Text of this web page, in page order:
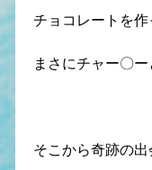
チョコレートを作
まさにチャー〇
そこから奇跡の